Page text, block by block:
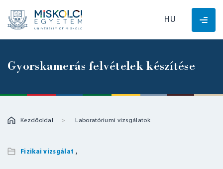
HU
Gyorskamerás felvételek készítése
Kezdőoldal Laboratóriumi vizsgálatok
Fizikai vizsgálat ,